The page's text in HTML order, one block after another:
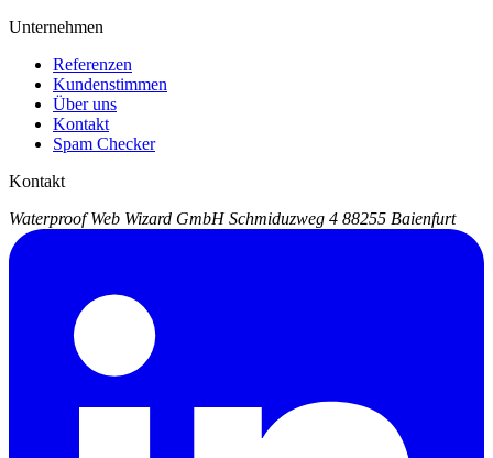
Unternehmen
Referenzen
Kundenstimmen
Über uns
Kontakt
Spam Checker
Kontakt
Waterproof Web Wizard GmbH Schmiduzweg 4 88255 Baienfurt